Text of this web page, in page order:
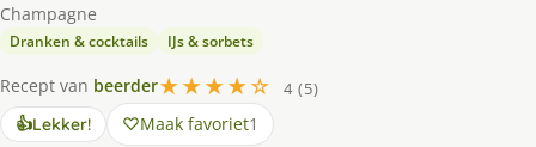
Champagne
Dranken & cocktails IJs & sorbets
Recept van beerder★★★★☆
4 (5)
👍Lekker! Maak favoriet1